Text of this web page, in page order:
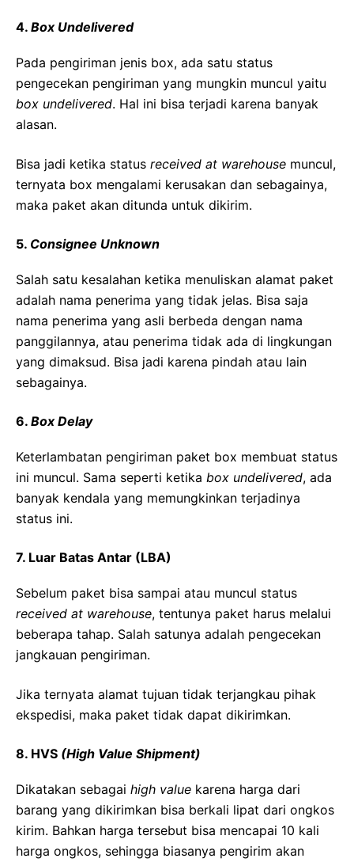
4. Box Undelivered
Pada pengiriman jenis box, ada satu status
pengecekan pengiriman yang mungkin muncul yaitu
box undelivered. Hal ini bisa terjadi karena banyak
alasan.
Bisa jadi ketika status received at warehouse muncul,
ternyata box mengalami kerusakan dan sebagainya,
maka paket akan ditunda untuk dikirim.
5. Consignee Unknown
Salah satu kesalahan ketika menuliskan alamat paket
adalah nama penerima yang tidak jelas. Bisa saja
nama penerima yang asli berbeda dengan nama
panggilannya, atau penerima tidak ada di lingkungan
yang dimaksud. Bisa jadi karena pindah atau lain
sebagainya.
6. Box Delay
Keterlambatan pengiriman paket box membuat status
ini muncul. Sama seperti ketika box undelivered, ada
banyak kendala yang memungkinkan terjadinya
status ini.
7. Luar Batas Antar (LBA)
Sebelum paket bisa sampai atau muncul status
received at warehouse, tentunya paket harus melalui
beberapa tahap. Salah satunya adalah pengecekan
jangkauan pengiriman.
Jika ternyata alamat tujuan tidak terjangkau pihak
ekspedisi, maka paket tidak dapat dikirimkan.
8. HVS (High Value Shipment)
Dikatakan sebagai high value karena harga dari
barang yang dikirimkan bisa berkali lipat dari ongkos
kirim. Bahkan harga tersebut bisa mencapai 10 kali
harga ongkos, sehingga biasanya pengirim akan